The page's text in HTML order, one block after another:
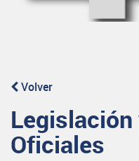
Volver
Oficiales